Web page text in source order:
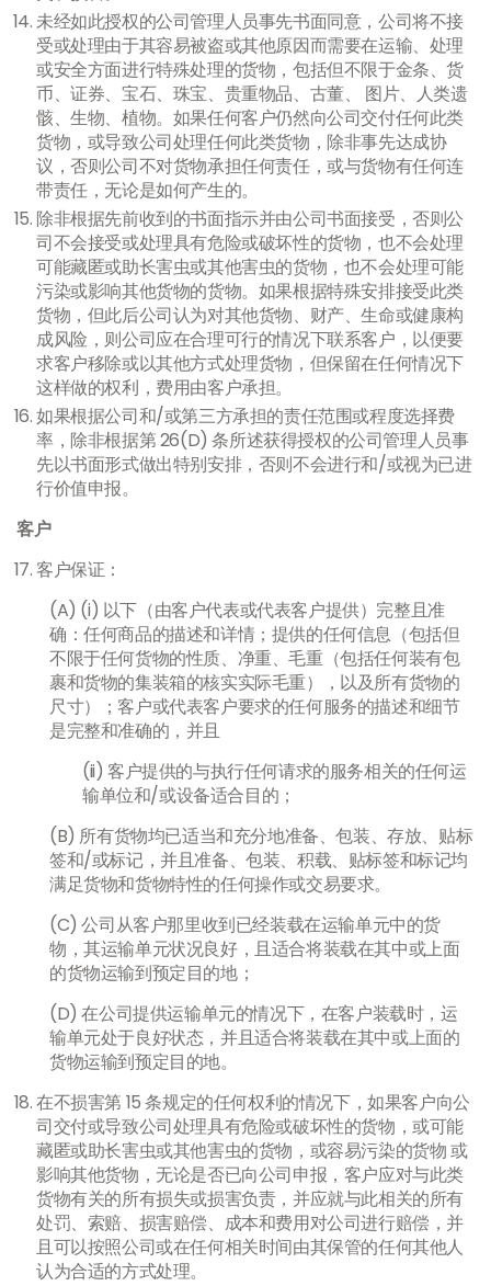
未经如此授权的公司管理人员事先书面同意，公司将不接
受或处理由于其容易被盗或其他原因而需要在运输、处理
或安全方面进行特殊处理的货物，包括但不限于金条、货
币、证券、宝石、珠宝、贵重物品、古董、 图片、人类遗
骸、生物、植物。如果任何客户仍然向公司交付任何此类
货物，或导致公司处理任何此类货物，除非事先达成协
议，否则公司不对货物承担任何责任，或与货物有任何连
带责任，无论是如何产生的。
除非根据先前收到的书面指示并由公司书面接受，否则公
司不会接受或处理具有危险或破坏性的货物，也不会处理
可能藏匿或助长害虫或其他害虫的货物，也不会处理可能
污染或影响其他货物的货物。如果根据特殊安排接受此类
货物，但此后公司认为对其他货物、财产、生命或健康构
成风险，则公司应在合理可行的情况下联系客户，以便要
求客户移除或以其他方式处理货物，但保留在任何情况下
这样做的权利，费用由客户承担。
如果根据公司和/或第三方承担的责任范围或程度选择费
率，除非根据第 26(D) 条所述获得授权的公司管理人员事
先以书面形式做出特别安排，否则不会进行和/或视为已进
行价值申报。
客户
客户保证：
(A) (i) 以下（由客户代表或代表客户提供）完整且准
确：任何商品的描述和详情；提供的任何信息（包括但
不限于任何货物的性质、净重、毛重（包括任何装有包
裹和货物的集装箱的核实实际毛重），以及所有货物的
尺寸）；客户或代表客户要求的任何服务的描述和细节
是完整和准确的，并且
(ii) 客户提供的与执行任何请求的服务相关的任何运
输单位和/或设备适合目的；
(B) 所有货物均已适当和充分地准备、包装、存放、贴标
签和/或标记，并且准备、包装、积载、贴标签和标记均
满足货物和货物特性的任何操作或交易要求。
(C) 公司从客户那里收到已经装载在运输单元中的货
物，其运输单元状况良好，且适合将装载在其中或上面
的货物运输到预定目的地；
(D) 在公司提供运输单元的情况下，在客户装载时，运
输单元处于良好状态，并且适合将装载在其中或上面的
货物运输到预定目的地。
在不损害第 15 条规定的任何权利的情况下，如果客户向公
司交付或导致公司处理具有危险或破坏性的货物，或可能
藏匿或助长害虫或其他害虫的货物，或容易污染的货物 或
影响其他货物，无论是否已向公司申报，客户应对与此类
货物有关的所有损失或损害负责，并应就与此相关的所有
处罚、索赔、损害赔偿、成本和费用对公司进行赔偿，并
且可以按照公司或在任何相关时间由其保管的任何其他人
认为合适的方式处理。